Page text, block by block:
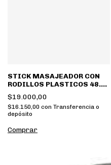
STICK MASAJEADOR CON
RODILLOS PLASTICOS 48.5
CM
$19.000,00
$16.150,00 con Transferencia o
depósito